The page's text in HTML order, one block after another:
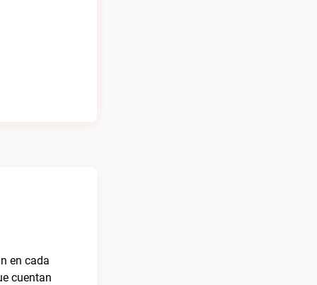
en cada
cuentan